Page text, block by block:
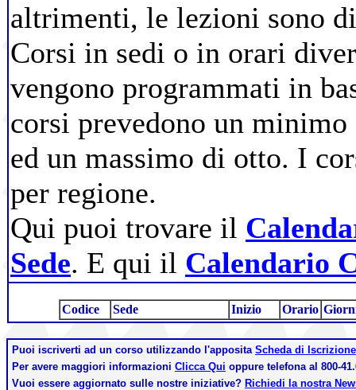
altrimenti, le lezioni sono
Corsi in sedi o in orari
vengono programmati in
corsi prevedono un
ed un massimo di otto. I
per regione.
Qui puoi trovare il
Sede. E qui il Calendario
Codice Sede Inizio Orario
Puoi iscriverti ad un corso utilizzando l'apposita Scheda di Iscrizione
Per avere maggiori informazioni Clicca Qui oppure telefona al 800-
Vuoi essere aggiornato sulle nostre iniziative? Richiedi la nostra